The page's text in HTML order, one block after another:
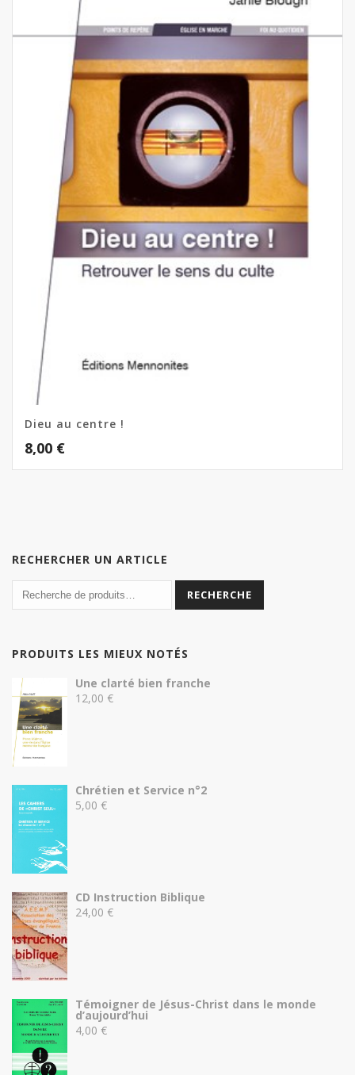
Dieu au centre !
8,00 €
RECHERCHER UN ARTICLE
RECHERCHE
PRODUITS LES MIEUX NOTÉS
Une clarté bien franche
12,00 €
Chrétien et Service n°2
5,00 €
CD Instruction Biblique
24,00 €
Témoigner de Jésus-Christ dans le monde
d’aujourd’hui
4,00 €